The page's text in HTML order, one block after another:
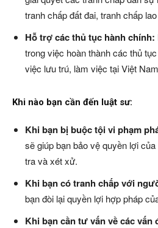
tranh chấp đất đai, tranh chấp
Hỗ trợ các thủ tục hành chính:
trong việc hoàn thành các thủ
việc lưu trú, làm việc tại Việt
Khi nào bạn cần đến luật sư:
Khi bạn bị buộc tội vi phạm
sẽ giúp bạn bảo vệ quyền lợi
tra và xét xử.
Khi bạn có tranh chấp với
bạn đòi lại quyền lợi hợp pháp
Khi bạn cần tư vấn về các vấn